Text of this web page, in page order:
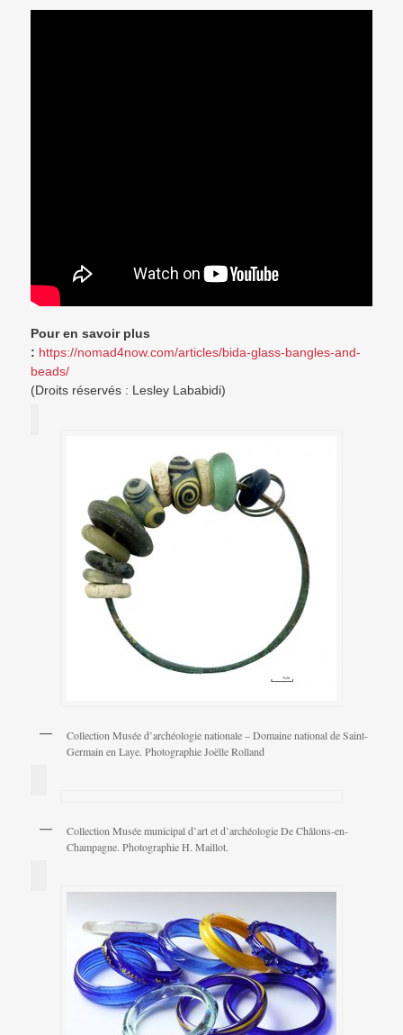
Pour en savoir plus
: https://nomad4now.com/articles/bida-glass-bangles-and-
beads/
(Droits réservés : Lesley Lababidi)
Collection Musée d’archéologie nationale – Domaine national de Saint-
Germain en Laye. Photographie Joëlle Rolland
Collection Musée municipal d’art et d’archéologie De Châlons-en-
Champagne. Photographie H. Maillot.